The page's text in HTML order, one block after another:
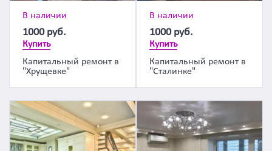
В наличии
1000 руб.
Купить
Капитальный ремонт в
"Хрущевке"
В наличии
1000 руб.
Купить
Капитальный ремонт в
"Сталинке"